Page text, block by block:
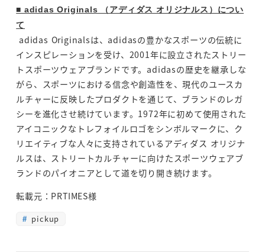
■ adidas Originals （アディダス オリジナルス）につい
て
adidas Originalsは、adidasの豊かなスポーツの伝統に
インスピレーションを受け、2001年に設立されたストリー
トスポーツウェアブランドです。adidasの歴史を継承しな
がら、スポーツにおける信念や創造性を、現代のユースカ
ルチャーに反映したプロダクトを通じて、ブランドのレガ
シーを進化させ続けています。1972年に初めて使用された
アイコニックなトレフォイルロゴをシンボルマークに、ク
リエイティブな人々に支持されているアディダス オリジナ
ルスは、ストリートカルチャーに向けたスポーツウェアブ
ランドのパイオニアとして道を切り開き続けます。
転載元：PRTIMES様
pickup